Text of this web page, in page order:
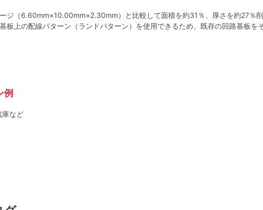
ジ（6.60mm×10.00mm×2.30mm）と比較して面積を約31％、厚さを約27％
板上の配線パターン（ランドパターン）を使用できるため、既存の回路基板を
例
庫など